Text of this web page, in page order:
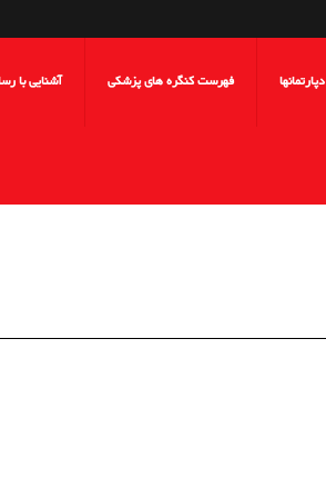
دپارتمانها فهرست کنگره های پزشکی آشنایی با